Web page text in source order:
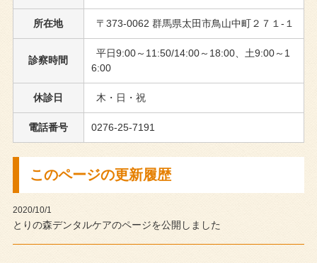
所在地 〒373-0062 群馬県太田市鳥山中町２７１-１
診察時間
平日9:00～11:50/14:00～18:00、土9:00～1
6:00
休診日 木・日・祝
電話番号 0276-25-7191
このページの更新履歴
2020/10/1
とりの森デンタルケアのページを公開しました